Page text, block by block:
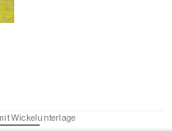
Wickelunterlage